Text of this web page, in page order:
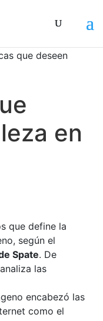
que deseen ali
en
que define la
según el
Spate. De
las
encabezó las
como el